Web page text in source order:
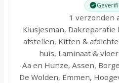
1 verzonden
Klusjesman,
afstellen, Kitten &
huis, Laminaat &
Aa en Hunze, Assen,
De Wolden, Emmen,